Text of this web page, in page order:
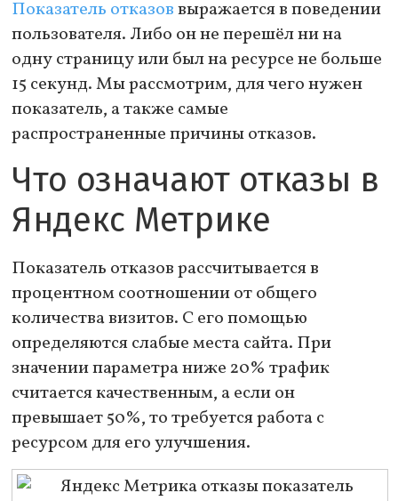
Показатель отказоввыражается в поведении
пользователя. Либо он не перешёл ни на
одну страницу или был на ресурсе не больше
15 секунд. Мы рассмотрим, для чего нужен
показатель, а также самые
распространенные причины отказов.
Что означают отказы в
Яндекс Метрике
Показатель отказов рассчитывается в
процентном соотношении от общего
количества визитов. С его помощью
определяются слабые места сайта. При
значении параметра ниже 20% трафик
считается качественным, а если он
превышает 50%, то требуется работа с
ресурсом для его улучшения.